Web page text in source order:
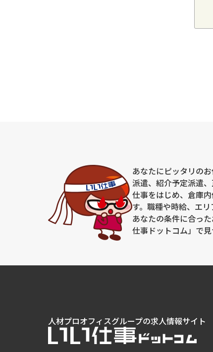
あなたにピッタリの
派遣、紹介予定派遣
仕事をはじめ、倉庫
す。職種や時給、エ
あなたの条件に合っ
仕事ドットコム」で見
人材プロオフィスグループの求人情報サイト